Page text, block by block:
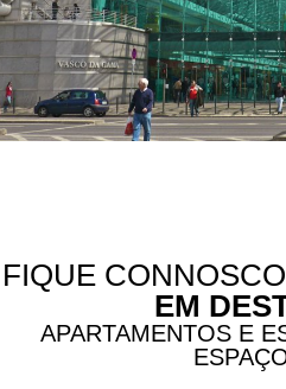
FIQUE
EM
APARTAMENTOS E